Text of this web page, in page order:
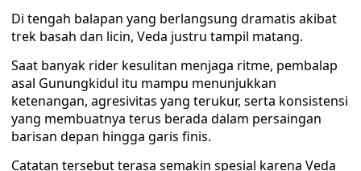
Di tengah balapan yang berlangsung dramatis akibat
trek basah dan licin, Veda justru tampil matang.
Saat banyak rider kesulitan menjaga ritme, pembalap
asal Gunungkidul itu mampu menunjukkan
ketenangan, agresivitas yang terukur, serta konsistensi
yang membuatnya terus berada dalam persaingan
barisan depan hingga garis finis.
Catatan tersebut terasa semakin spesial karena Veda